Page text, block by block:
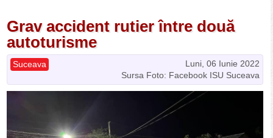
Grav accident rutier între două
autoturisme
Luni, 06 Iunie 2022
Suceava
Sursa Foto: Facebook ISU Suceava